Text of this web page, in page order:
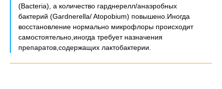
(Bacteria), а количество гарднерелл/анаэробных
бактерий (Gardnerella/ Atopobium) повышено.Иногда
восстановление нормально микрофлоры происходит
самостоятельно,иногда требует назначения
препаратов,содержащих лактобактерии.